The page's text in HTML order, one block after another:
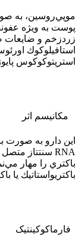
موپي‌روسين، به
پوست به ويژه
زردزخم و ضايعات
استافيلوكوك
استرپتوكوكوس
مکانیسم اثر
اين دارو به صورت
باكتري را مهار
باكتريواستاتيك يا
فارماکوکينتيک